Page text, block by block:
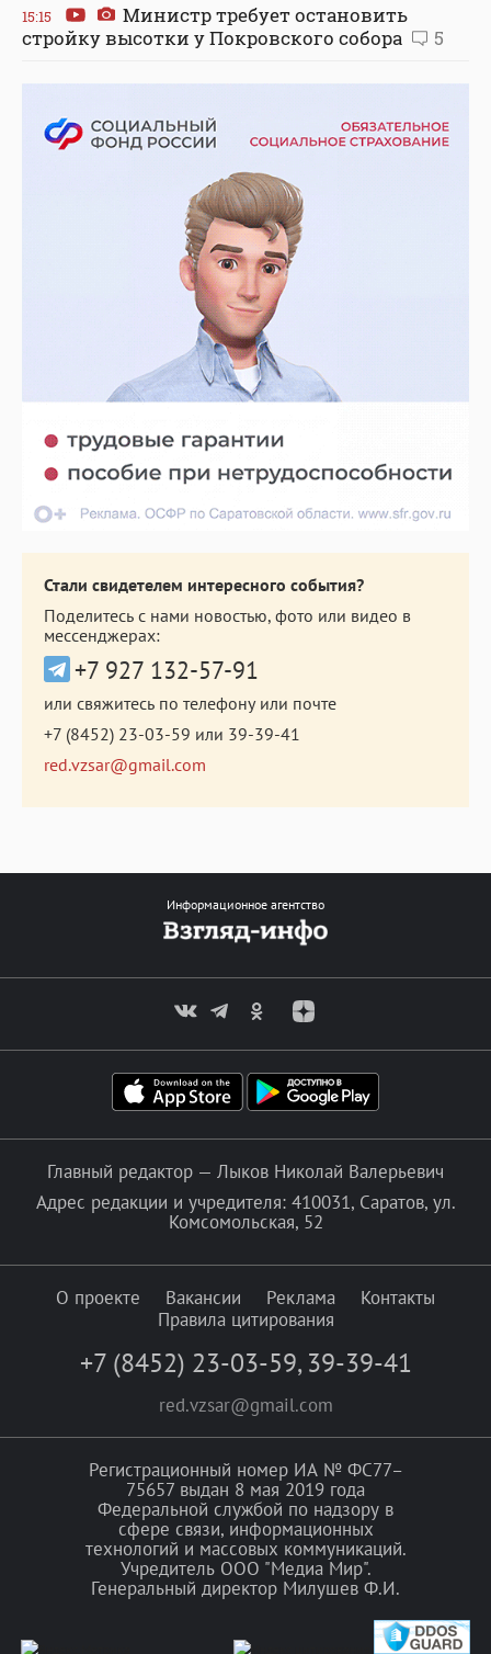
15:15
Министр требует остановить
стройку высотки у Покровского собора
5
Стали свидетелем интересного события?
Поделитесь с нами новостью, фото или видео в
мессенджерах:
+7 927 132-57-91
или свяжитесь по телефону или почте
+7 (8452) 23-03-59 или 39-39-41
red.vzsar@gmail.com
Информационное агентство
Главный редактор — Лыков Николай Валерьевич
Адрес редакции и учредителя: 410031, Саратов, ул.
Комсомольская, 52
О проекте Вакансии Реклама
Контакты
Правила цитирования
+7 (8452) 23-03-59, 39-39-41
red.vzsar@gmail.com
Регистрационный номер ИА № ФС77–
75657 выдан 8 мая 2019 года
Федеральной службой по надзору в
сфере связи, информационных
технологий и массовых коммуникаций.
Учредитель ООО "Медиа Мир".
Генеральный директор Милушев Ф.И.